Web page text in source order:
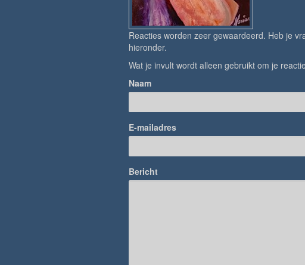
Reacties worden zeer gewaardeerd. Heb je
hieronder.
Wat je invult wordt alleen gebruikt om je
Naam
E-mailadres
Bericht